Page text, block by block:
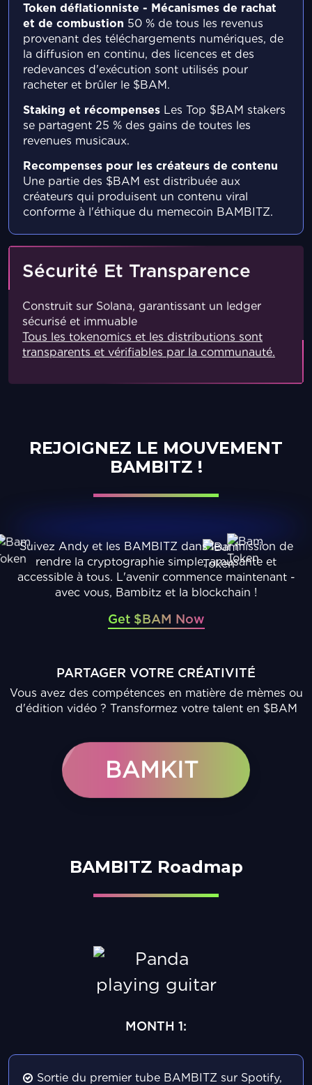
Token déflationniste - Mécanismes de rachat
et de combustion 50 % de tous les revenus
provenant des téléchargements numériques, de
la diffusion en continu, des licences et des
redevances d'exécution sont utilisés pour
racheter et brûler le $BAM.
Staking et récompenses Les Top $BAM stakers
se partagent 25 % des gains de toutes les
revenues musicaux.
Recompenses pour les créateurs de contenu
Une partie des $BAM est distribuée aux
créateurs qui produisent un contenu viral
conforme à l'éthique du memecoin BAMBITZ.
Sécurité Et Transparence
Construit sur Solana, garantissant un ledger
sécurisé et immuable
Tous les tokenomics et les distributions sont
transparents et vérifiables par la communauté.
REJOIGNEZ LE MOUVEMENT
BAMBITZ !
Suivez Andy et les BAMBITZ dans leur mission de
rendre la cryptographie simple, amusante et
accessible à tous. L'avenir commence maintenant -
avec vous, Bambitz et la blockchain !
Get $BAM Now
PARTAGER VOTRE CRÉATIVITÉ
Vous avez des compétences en matière de mèmes ou
d'édition vidéo ? Transformez votre talent en $BAM
BAMKIT
BAMBITZ Roadmap
MONTH 1:
Sortie du premier tube BAMBITZ sur Spotify,